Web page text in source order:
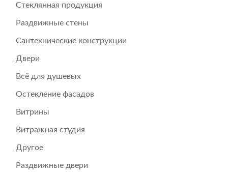
Стеклянная продукция
Раздвижные стены
Сантехнические конструкции
Двери
Всё для душевых
Остекление фасадов
Витрины
Витражная студия
Другое
Раздвижные двери